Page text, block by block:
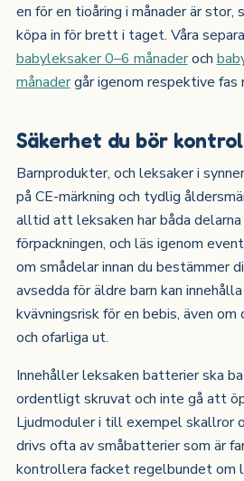
en för en tioåring i månader är
köpa in för brett i taget. Våra
babyleksaker 0–6 månaderoch
månadergår igenom respektive fas
Säkerhet du bör
Barnprodukter, och leksaker i
på CE-märkning och tydlig
alltid att leksaken har båda delarna
förpackningen, och läs igenom
om smådelar innan du bestämmer
avsedda för äldre barn kan
kvävningsrisk för en bebis, även
och ofarliga ut.
Innehåller leksaken batterier ska
ordentligt skruvat och inte gå att
Ljudmoduler i till exempel skallror
drivs ofta av småbatterier som är
kontrollera facket regelbundet om